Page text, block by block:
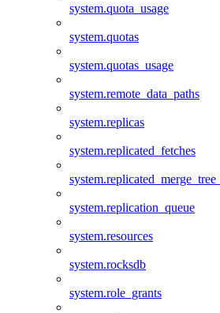
system.quota_usage
system.quotas
system.quotas_usage
system.remote_data_paths
system.replicas
system.replicated_fetches
system.replication_queue
system.resources
system.rocksdb
system.role_grants